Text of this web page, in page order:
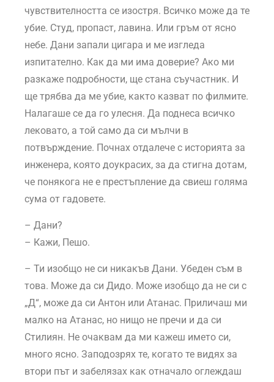
чувствителността се изостря. Всичко може да те
убие. Студ, пропаст, лавина. Или гръм от ясно
небе. Дани запали цигара и ме изгледа
изпитателно. Как да ми има доверие? Ако ми
разкаже подробности, ще стана съучастник. И
ще трябва да ме убие, както казват по филмите.
Налагаше се да го улесня. Да поднеса всичко
лековато, а той само да си мълчи в
потвърждение. Почнах отдалече с историята за
инженера, която доукрасих, за да стигна дотам,
че понякога не е престъпление да свиеш голяма
сума от гадовете.
– Дани?
– Кажи, Пешо.
– Ти изобщо не си никакъв Дани. Убеден съм в
това. Може да си Дидо. Може изобщо да не си с
„Д“, може да си Антон или Атанас. Приличаш ми
малко на Атанас, но нищо не пречи и да си
Стилиян. Не очаквам да ми кажеш името си,
много ясно. Заподозрях те, когато те видях за
втори път и забелязах как отначало оглеждаш